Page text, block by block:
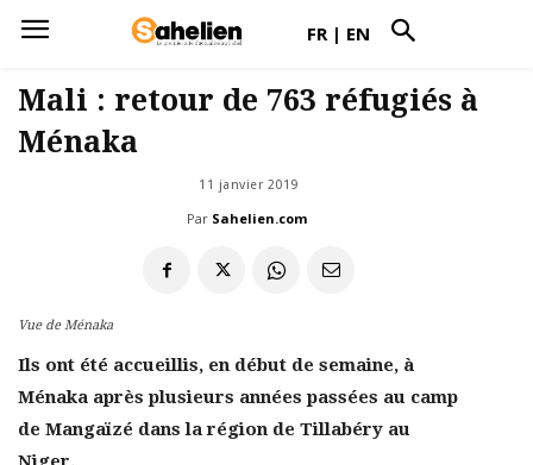
FR | EN
Mali : retour de 763 réfugiés à
Ménaka
11 janvier 2019
Par Sahelien.com
Vue de Ménaka
Ils ont été accueillis, en début de semaine, à
Ménaka après plusieurs années passées au camp
de Mangaïzé dans la région de Tillabéry au